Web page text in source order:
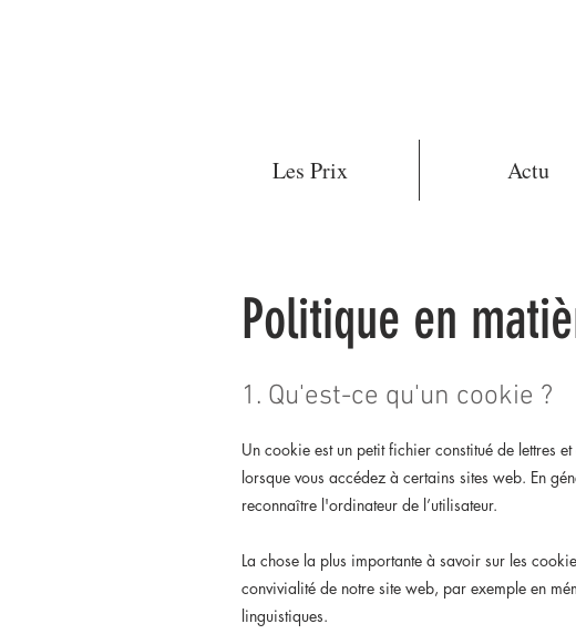
Politique en
1. Qu'est-ce qu'un cookie ?
Un cookie est un petit fichier constitué de lettres
lorsque vous accédez à certains sites web. En
reconnaître l'ordinateur de l’utilisateur.
La chose la plus importante à savoir sur les
convivialité de notre site web, par exemple en
linguistiques.
Les Prix Actu